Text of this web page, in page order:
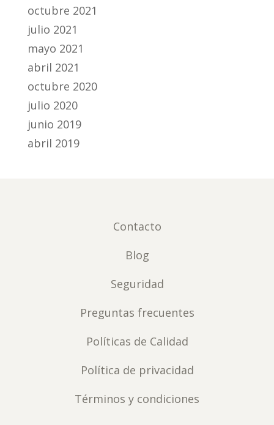
octubre 2021
julio 2021
mayo 2021
abril 2021
octubre 2020
julio 2020
junio 2019
abril 2019
Contacto
Blog
Seguridad
Preguntas frecuentes
Políticas de Calidad
Política de privacidad
Términos y condiciones